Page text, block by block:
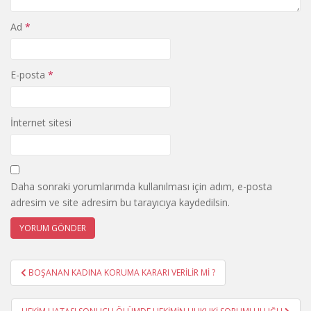
Ad *
E-posta *
İnternet sitesi
Daha sonraki yorumlarımda kullanılması için adım, e-posta
adresim ve site adresim bu tarayıcıya kaydedilsin.
Yazı
gezinmesi
BOŞANAN KADINA KORUMA KARARI VERİLİR Mİ ?